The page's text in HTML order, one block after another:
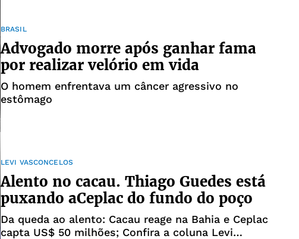
BRASIL
Advogado morre após ganhar fama
por realizar velório em vida
O homem enfrentava um câncer agressivo no
estômago
LEVI VASCONCELOS
Alento no cacau. Thiago Guedes está
puxando aCeplac do fundo do poço
Da queda ao alento: Cacau reage na Bahia e Ceplac
capta US$ 50 milhões; Confira a coluna Levi